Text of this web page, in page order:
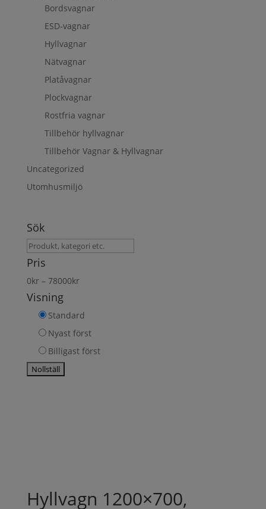
Bordsvagnar
ESD-vagnar
Hyllvagnar
Nätvagnar
Platåvagnar
Plockvagnar
Rostfria vagnar
Tillbehör hyllvagnar
Tillbehör Vagnar & Hyllvagnar
Uncategorized
Utomhusmiljö
Sök
Sök
produkt
Pris
0kr– 78000kr
Visning
Standard
Nyast först
Billigast först
Hyllvagn 1200×700,